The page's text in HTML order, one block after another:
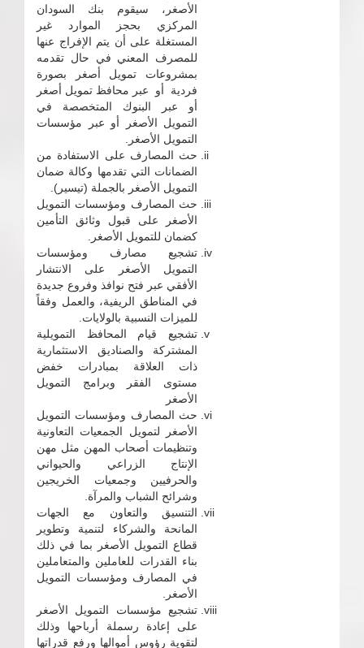
الأصغر، سيقوم بنك السودان
المركزي بحجز الموارد غير
المستغلة على أن يتم الإفراج عنها
للمصرف المعني في حال تقدمه
بمشروعات تمويل أصغر بصورة
فردية أو عبر محافظ تمويل أصغر
أو عبر البنوك المتخصصة في
التمويل الأصغر أو عبر مؤسسات
التمويل الأصغر.
حث المصارف على الاستفادة من
الضمانات التي تقدمها وكالة ضمان
التمويل الأصغر بالجملة (تيسير).
حث المصارف ومؤسسات التمويل
الأصغر على قبول وثائق التأمين
كضمان للتمويل الأصغر.
تشجيع مصارف ومؤسسات
التمويل الأصغر على الانتشار
الأفقي عبر فتح نوافذ وفروع جديدة
في المناطق الريفية، والعمل وفقاً
للميزات النسبية بالولايات.
تشجيع قيام المحافظ التمويلية
المشتركة والصناديق الاستثمارية
ذات العلاقة بمبادرات خفض
مستوى الفقر وبرامج التمويل
الأصغر
حث المصارف ومؤسسات التمويل
الأصغر لتمويل الجمعيات التعاونية
وتنظيمات أصحاب المهن مثل مهن
الإنتاج الزراعي والحيواني
والحرفيين وجمعيات الخريجين
وشرائح الشباب والمرآة.
التنسيق والتعاون مع الجهات
المانحة والشركاء لتنمية وتطوير
قطاع التمويل الأصغر بما في ذلك
بناء القدرات للعاملين والمتعاملين
في المصارف ومؤسسات التمويل
الأصغر.
تشجيع مؤسسات التمويل الأصغر
على إعادة رسملة أرباحها وذلك
لتقوية رؤوس أموالها ورفع قدراتها